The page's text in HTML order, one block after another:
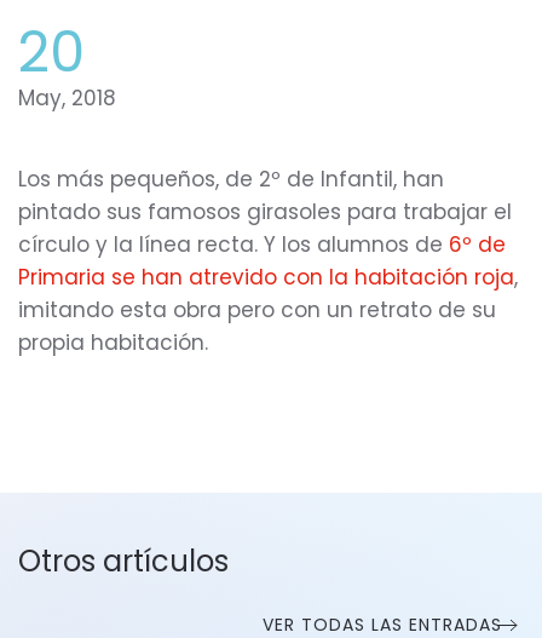
20
May, 2018
Los más pequeños, de 2º de Infantil, han
pintado sus famosos girasoles para trabajar el
círculo y la línea recta. Y los alumnos de 6º de
Primaria se han atrevido con la habitación roja,
imitando esta obra pero con un retrato de su
propia habitación.
Otros artículos
VER TODAS LAS ENTRADAS